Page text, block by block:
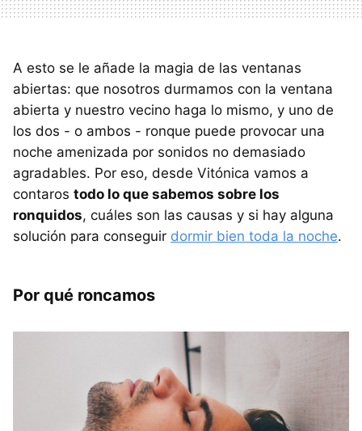
A esto se le añade la magia de las ventanas
abiertas: que nosotros durmamos con la ventana
abierta y nuestro vecino haga lo mismo, y uno de
los dos - o ambos - ronque puede provocar una
noche amenizada por sonidos no demasiado
agradables. Por eso, desde Vitónica vamos a
contaros todo lo que sabemos sobre los
ronquidos, cuáles son las causas y si hay alguna
solución para conseguir dormir bien toda la noche.
Por qué roncamos